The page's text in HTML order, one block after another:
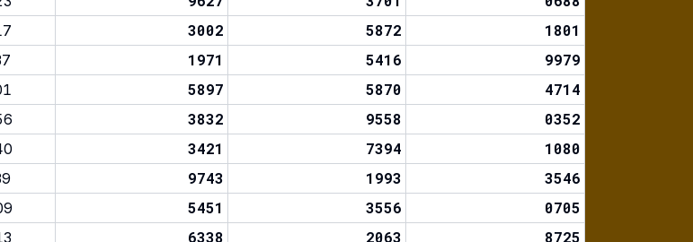
3002 5872
1801
1971 5416
9979
5897 5870
4714
3832 9558
0352
3421 7394
1080
9743 1993
3546
5451 3556
0705
6338 2063 8725